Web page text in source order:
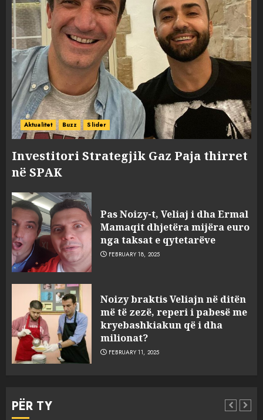
Aktualitet Buzz Slider
Investitori Strategjik Gaz Paja thirret
në SPAK
Pas Noizy-t, Veliaj i dha Ermal
Mamaqit dhjetëra mijëra euro
nga taksat e qytetarëve
FEBRUARY 18, 2025
Noizy braktis Veliajn në ditën
më të zezë, reperi i pabesë me
kryebashkiakun që i dha
milionat?
FEBRUARY 11, 2025
PËR TY
3
sulmuan “One Albania”,
ngjarja u fsheh. A u vodhën
serverat?
MARCH 25, 2025